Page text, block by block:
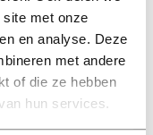
met onze
en analyse. Deze
met andere
of die ze hebben
hun services.
over online
desinformatie:
kom die